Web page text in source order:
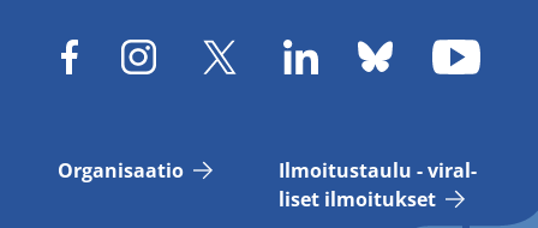
Or­ga­ni­saa­tio
Il­moi­tus­tau­lu - vi­ral­
li­set il­moi­tuk­set